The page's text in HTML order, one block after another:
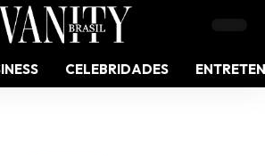
CELEBRIDADES